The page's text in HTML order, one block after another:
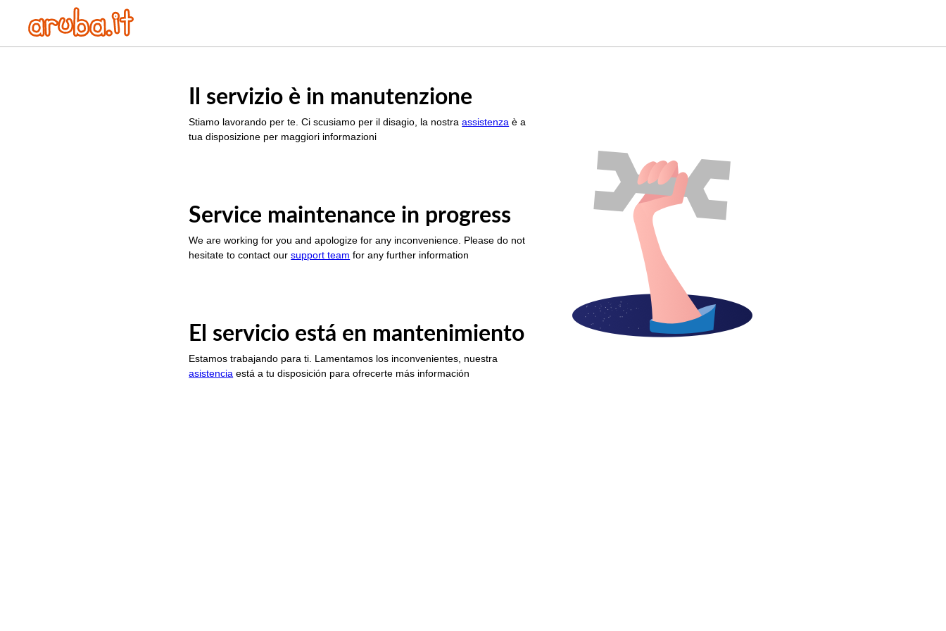
Il servizio è in manutenzione
Stiamo lavorando per te. Ci scusiamo per il disagio, la nostraassistenza è a
tua disposizione per maggiori informazioni
Service maintenance in progress
We are working for you and apologize for any inconvenience. Please do not
hesitate to contact oursupport team for any further information
El servicio está en mantenimiento
Estamos trabajando para ti. Lamentamos los inconvenientes, nuestra
asistencia está a tu disposición para ofrecerte más información